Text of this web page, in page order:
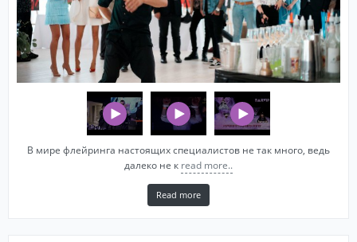
В мире флейринга настоящих специалистов не так много, ведь
далеко не к read more..
Read more